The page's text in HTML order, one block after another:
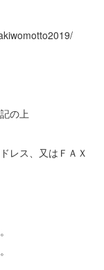
の上
ス、又はＦＡＸ